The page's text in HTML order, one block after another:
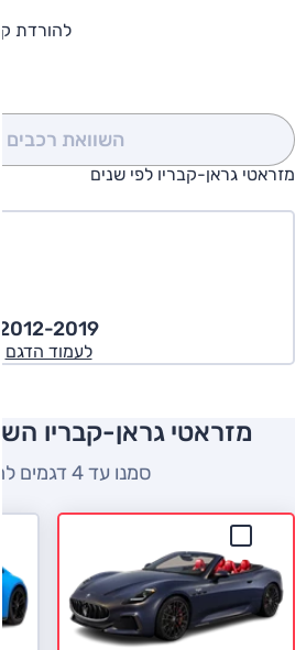
להורדת
השוואת רכבים
מזראטי גראן-קבריו לפי שנים
2012-2019
לעמוד הדגם
מזראטי גראן-קבריו
סמנו עד 4 דגמים להשוואה